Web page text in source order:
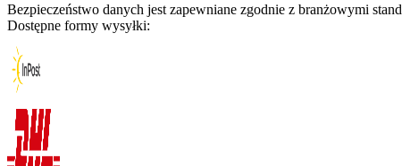
Bezpieczeństwo danych jest zapewniane zgodnie z branżowymi
Dostępne formy wysyłki: